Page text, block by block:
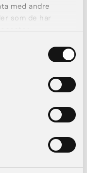
med andre
som de har
og opnå det
I de første 4-6 uger bør
aktivitet, da dette
på brysterne
i mindst 2 uger efter